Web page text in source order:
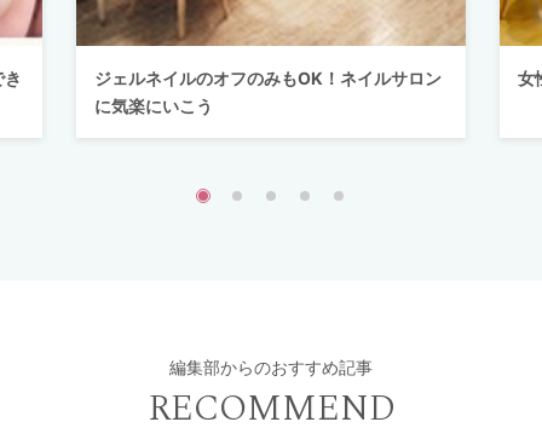
ジェルネイルのオフのみもOK！ネイルサロン
に気楽にいこう
女
編集部からのおすすめ記事
RECOMMEND